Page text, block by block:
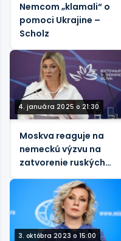
Nemcom „klamali“ o
pomoci Ukrajine –
Scholz
4. januára 2025 o 21:30
Moskva reaguje na
nemeckú výzvu na
zatvorenie ruských
základní v Sýrii
3. októbra 2023 o 15:00